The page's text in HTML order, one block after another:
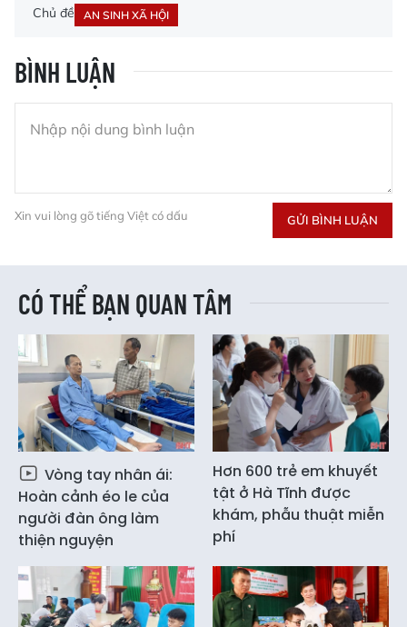
Chủ đề AN SINH XÃ HỘI
BÌNH LUẬN
Xin vui lòng gõ tiếng Việt có dấu GỬI BÌNH LUẬN
CÓ THỂ BẠN QUAN TÂM
Vòng tay nhân ái:
Hoàn cảnh éo le của
người đàn ông làm
thiện nguyện
Hơn 600 trẻ em khuyết
tật ở Hà Tĩnh được
khám, phẫu thuật miễn
phí